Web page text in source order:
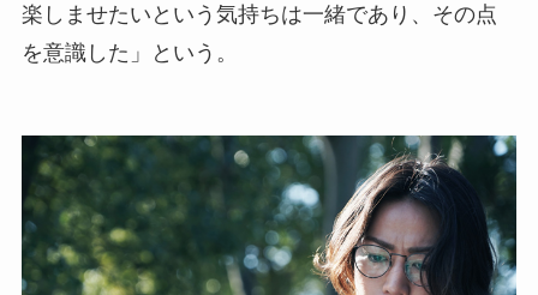
楽しませたいという気持ちは一緒であり、その点
を意識した」という。